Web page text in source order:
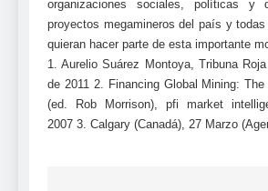
organizaciones sociales, políticas y
proyectos megamineros del país y
quieran hacer parte de esta importante
1. Aurelio Suárez Montoya, Tribuna
de 2011 2. Financing Global Mining:
(ed. Rob Morrison), pfi market
2007 3. Calgary (Canadá), 27 Marzo